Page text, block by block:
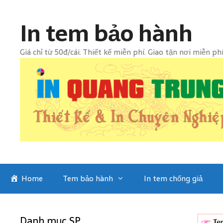
contentIn tem bảo hành
Giá chỉ từ 50đ/cái. Thiết kế miễn phí. Giao tận nơi miễn phí
Home Tem bảo hành In tem chống giả